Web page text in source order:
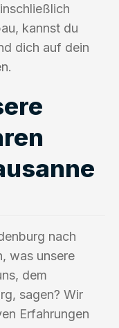
kannst du
dich auf dein
nach
was unsere
dem
sagen? Wir
Erfahrungen